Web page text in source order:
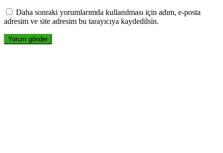
Daha sonraki yorumlarımda kullanılması için adım, e-posta
adresim ve site adresim bu tarayıcıya kaydedilsin.